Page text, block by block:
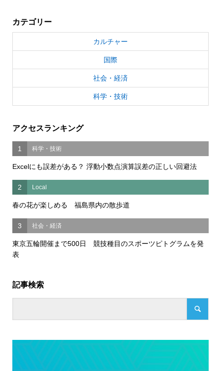
カテゴリー
カルチャー
国際
社会・経済
科学・技術
アクセスランキング
1 科学・技術
Excelにも誤差がある？ 浮動小数点演算誤差の正しい回避法
2 Local
春の花が楽しめる 福島県内の散歩道
3 社会・経済
東京五輪開催まで500日 競技種目のスポーツピトグラムを発
表
記事検索